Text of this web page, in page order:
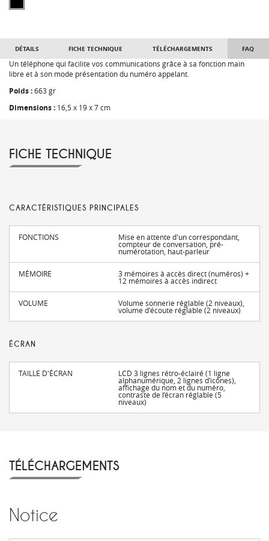
DÉTAILS FICHE TECHNIQUE TÉLÉCHARGEMENTS FAQ
Un téléphone qui facilite vos communications grâce à sa fonction main
libre et à son mode présentation du numéro appelant.
Poids :663 gr
Dimensions : 16,5 x 19 x 7 cm
FICHE TECHNIQUE
CARACTÉRISTIQUES PRINCIPALES
FONCTIONS Mise en attente d'un correspondant,
compteur de conversation, pré-
numérotation, haut-parleur
MÉMOIRE 3 mémoires à accès direct (numéros) +
12 mémoires à accès indirect
VOLUME Volume sonnerie réglable (2 niveaux),
volume d'écoute réglable (2 niveaux)
ÉCRAN
TAILLE D'ÉCRAN LCD 3 lignes rétro-éclairé (1 ligne
alphanumérique, 2 lignes d’icônes),
affichage du nom et du numéro,
contraste de l’écran réglable (5
niveaux)
TÉLÉCHARGEMENTS
Notice